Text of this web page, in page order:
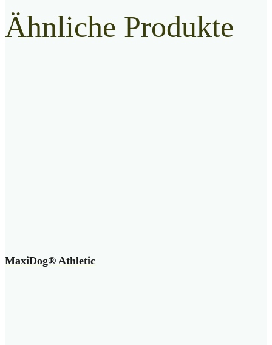
Ähnliche Produkte
MaxiDog® Athletic